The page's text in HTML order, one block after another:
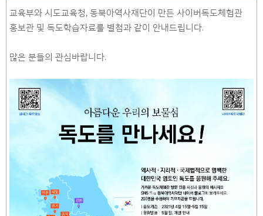
교육부와 시도교육청, 동북아역사재단이 만든 사이버독도체험관
홍보관 및 독도학습자료를 별첨과 같이 안내드립니다.
많은 분들의 관심바랍니다.